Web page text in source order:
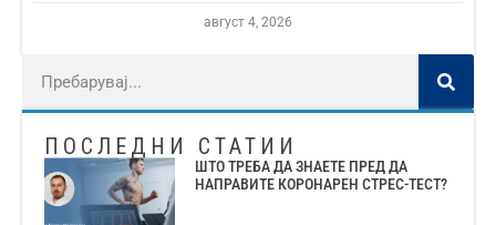
август 4, 2026
ПОСЛЕДНИ СТАТИИ
ШТО ТРЕБА ДА ЗНАЕТЕ ПРЕД ДА
НАПРАВИТЕ КОРОНАРЕН СТРЕС-ТЕСТ?